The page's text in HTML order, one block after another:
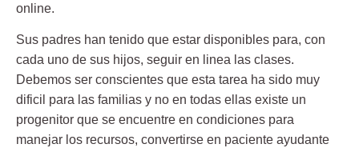
online.
Sus padres han tenido que estar disponibles para, con
cada uno de sus hijos, seguir en linea las clases.
Debemos ser conscientes que esta tarea ha sido muy
dificil para las familias y no en todas ellas existe un
progenitor que se encuentre en condiciones para
manejar los recursos, convertirse en paciente ayudante